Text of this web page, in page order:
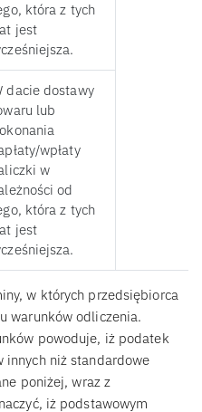
która z tych
jest
dacie dostawy
lub
wpłaty
w
od
która z tych
jest
w których przedsiębiorca
warunków odliczenia.
powoduje, iż podatek
innych niż standardowe
poniżej, wraz z
iż podstawowym